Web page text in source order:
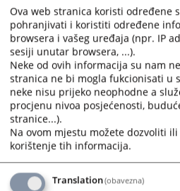
Elektronska
pošta
opsud-
Oficijelna web
stranica
https://
Ova web stranica koristi određene
pohranjivati i koristiti određene
browsera i vašeg uređaja (npr. IP
sesiji unutar browsera, ...).
Neke od ovih informacija su nam
stranica ne bi mogla fukcionisati u
neke nisu prijeko neophodne a
procjenu nivoa posjećenosti,
stranice...).
Na ovom mjestu možete dozvoliti
korištenje tih informacija.
Translation(obavezna)